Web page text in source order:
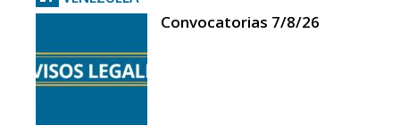
Convocatorias 7/8/26